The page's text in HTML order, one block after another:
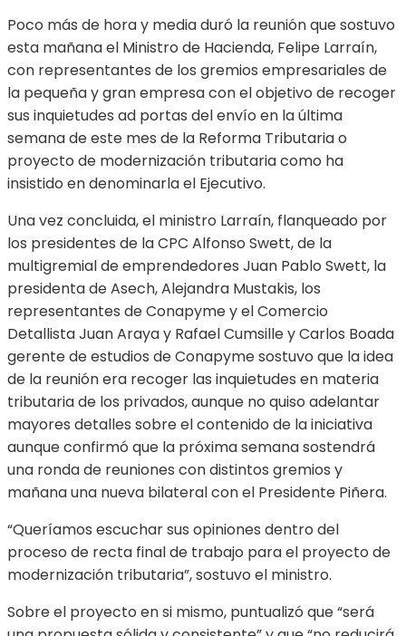
Poco más de hora y media duró la reunión que sostuvo
esta mañana el Ministro de Hacienda, Felipe Larraín,
con representantes de los gremios empresariales de
la pequeña y gran empresa con el objetivo de recoger
sus inquietudes ad portas del envío en la última
semana de este mes de la Reforma Tributaria o
proyecto de modernización tributaria como ha
insistido en denominarla el Ejecutivo.
Una vez concluida, el ministro Larraín, flanqueado por
los presidentes de la CPC Alfonso Swett, de la
multigremial de emprendedores Juan Pablo Swett, la
presidenta de Asech, Alejandra Mustakis, los
representantes de Conapyme y el Comercio
Detallista Juan Araya y Rafael Cumsille y Carlos Boada
gerente de estudios de Conapyme sostuvo que la idea
de la reunión era recoger las inquietudes en materia
tributaria de los privados, aunque no quiso adelantar
mayores detalles sobre el contenido de la iniciativa
aunque confirmó que la próxima semana sostendrá
una ronda de reuniones con distintos gremios y
mañana una nueva bilateral con el Presidente Piñera.
“Queríamos escuchar sus opiniones dentro del
proceso de recta final de trabajo para el proyecto de
modernización tributaria”, sostuvo el ministro.
Sobre el proyecto en si mismo, puntualizó que “será